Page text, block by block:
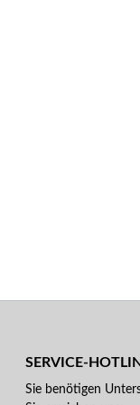
SERVICE-
Sie benötigen